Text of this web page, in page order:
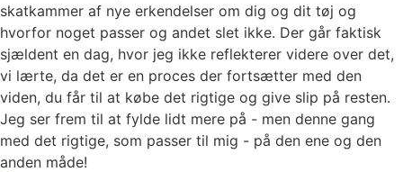
skatkammer af nye erkendelser om dig og dit tøj og
hvorfor noget passer og andet slet ikke. Der går faktisk
sjældent en dag, hvor jeg ikke reflekterer videre over det,
vi lærte, da det er en proces der fortsætter med den
viden, du får til at købe det rigtige og give slip på resten.
Jeg ser frem til at fylde lidt mere på - men denne gang
med det rigtige, som passer til mig - på den ene og den
anden måde!